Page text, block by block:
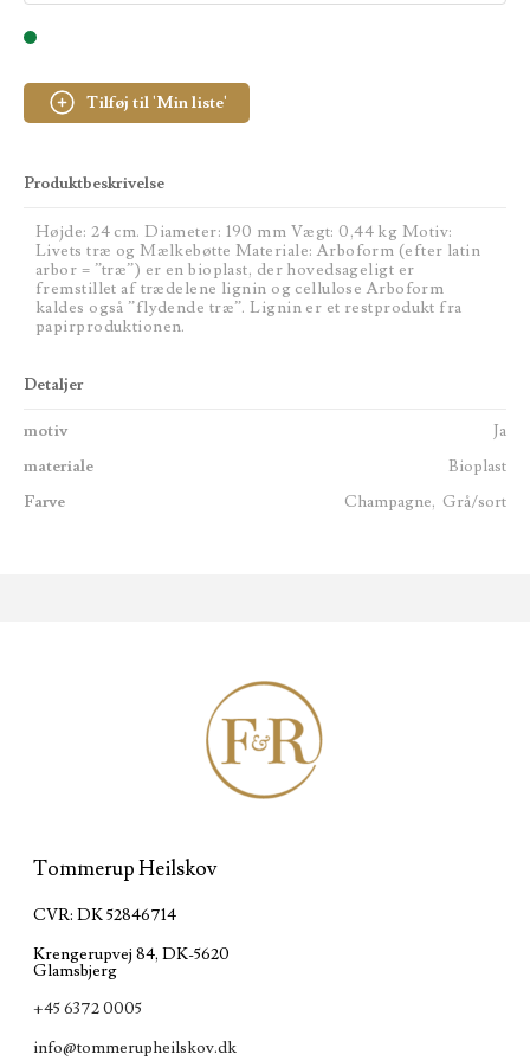
Tilføj til 'Min liste'
Produktbeskrivelse
Højde: 24 cm. Diameter: 190 mm Vægt: 0,44 kg Motiv:
Livets træ og Mælkebøtte Materiale: Arboform (efter latin
arbor = ”træ”) er en bioplast, der hovedsageligt er
fremstillet af trædelene lignin og cellulose Arboform
kaldes også ”flydende træ”. Lignin er et restprodukt fra
papirproduktionen.
Detaljer
motiv
Ja
materiale
Bioplast
Farve
Champagne, Grå/sort
Tommerup Heilskov
CVR: DK 52846714
Krengerupvej 84, DK-5620
Glamsbjerg
+45 6372 0005
info@tommerupheilskov.dk